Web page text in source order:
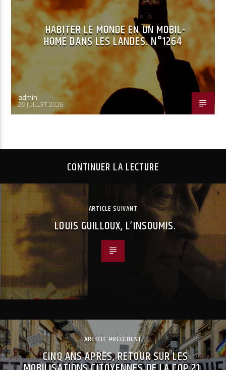
HABITER LE MONDE EN UN MOBIL-
HOME DANS LES LANDES. N°1264
admin
29 JUILLET 2026
CONTINUER LA LECTURE
ARTICLE SUIVANT
LOUIS GUILLOUX, L’INSOUMIS.
ARTICLE PRÉCÉDENT
CINQ ANS APRÈS, RETOUR SUR LES